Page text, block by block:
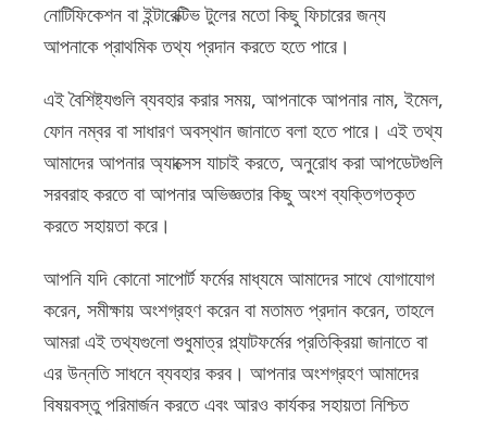
নোটিফিকেশন বা ইন্টারেক্টিভ টুলের মতো কিছু ফিচারের জন্য
আপনাকে প্রাথমিক তথ্য প্রদান করতে হতে পারে।
এই বৈশিষ্ট্যগুলি ব্যবহার করার সময়, আপনাকে আপনার নাম, ইমেল,
ফোন নম্বর বা সাধারণ অবস্থান জানাতে বলা হতে পারে। এই তথ্য
আমাদের আপনার অ্যাক্সেস যাচাই করতে, অনুরোধ করা আপডেটগুলি
সরবরাহ করতে বা আপনার অভিজ্ঞতার কিছু অংশ ব্যক্তিগতকৃত
করতে সহায়তা করে।
আপনি যদি কোনো সাপোর্ট ফর্মের মাধ্যমে আমাদের সাথে যোগাযোগ
করেন, সমীক্ষায় অংশগ্রহণ করেন বা মতামত প্রদান করেন, তাহলে
আমরা এই তথ্যগুলো শুধুমাত্র প্ল্যাটফর্মের প্রতিক্রিয়া জানাতে বা
এর উন্নতি সাধনে ব্যবহার করব। আপনার অংশগ্রহণ আমাদের
বিষয়বস্তু পরিমার্জন করতে এবং আরও কার্যকর সহায়তা নিশ্চিত